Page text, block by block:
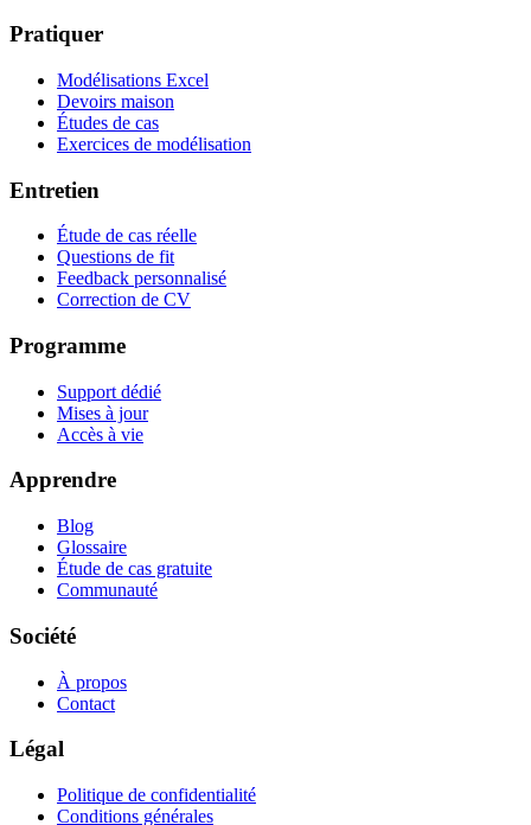
Pratiquer
Modélisations Excel
Devoirs maison
Études de cas
Exercices de modélisation
Entretien
Étude de cas réelle
Questions de fit
Feedback personnalisé
Correction de CV
Programme
Support dédié
Mises à jour
Accès à vie
Apprendre
Blog
Glossaire
Étude de cas gratuite
Communauté
Société
À propos
Contact
Légal
Politique de confidentialité
Conditions générales